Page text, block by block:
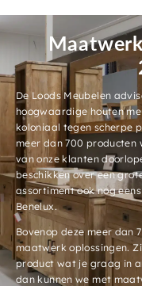
De Loods Meubelen
hoogwaardige houten
koloniaal tegen scherpe
meer dan 700 producten
van onze klanten
beschikken over een
assortiment ook nog
Benelux.
Bovenop deze meer dan
maatwerk oplossingen.
product wat je graag in
dan kunnen we met